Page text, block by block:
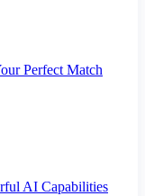
Perfect Match
AI Capabilities